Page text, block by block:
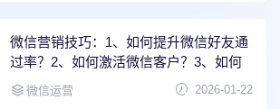
微信营销技巧：1、如何提升微信好友通
过率？2、如何激活微信客户？3、如何
微信运营 2026-01-22